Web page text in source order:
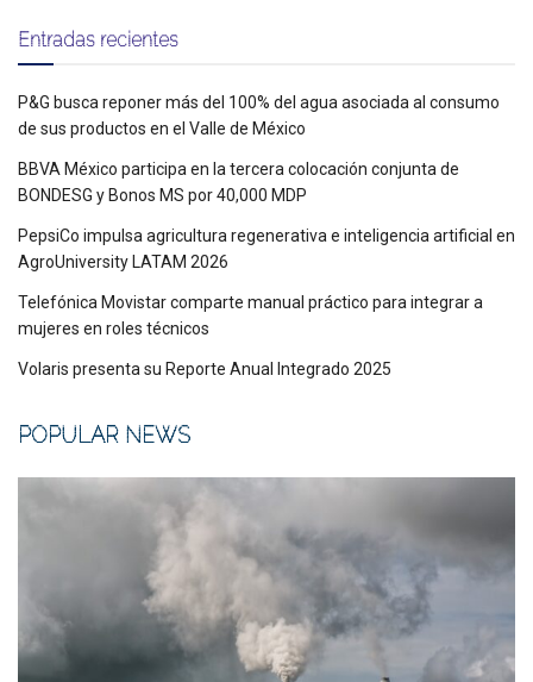
Entradas recientes
P&G busca reponer más del 100% del agua asociada al consumo
de sus productos en el Valle de México
BBVA México participa en la tercera colocación conjunta de
BONDESG y Bonos MS por 40,000 MDP
PepsiCo impulsa agricultura regenerativa e inteligencia artificial en
AgroUniversity LATAM 2026
Telefónica Movistar comparte manual práctico para integrar a
mujeres en roles técnicos
Volaris presenta su Reporte Anual Integrado 2025
POPULAR NEWS